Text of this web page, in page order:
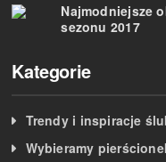
Najmodniejsze
sezonu 2017
Kategorie
Trendy i inspiracje
Wybieramy